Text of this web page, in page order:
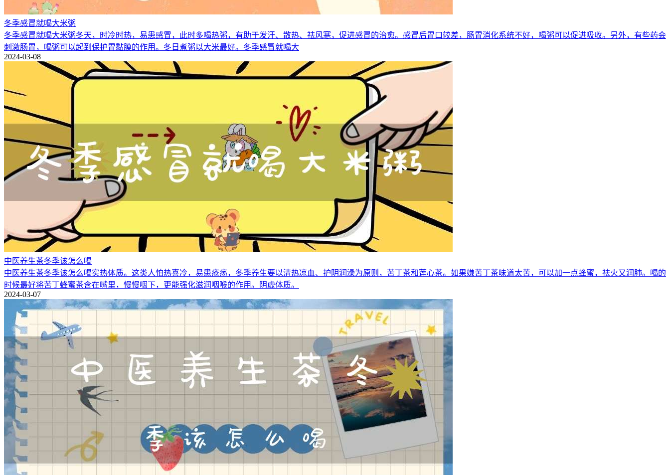
冬季感冒就喝大米粥
冬季感冒就喝大米粥冬天，时冷时热，易患感冒，此时多喝热粥，有助于发汗、散热、祛风寒，促进感冒的治愈。感冒后胃口较差，肠胃消化系统不好，喝粥可以促进吸收。另外，有些药会
刺激肠胃，喝粥可以起到保护胃黏膜的作用。冬日煮粥以大米最好。冬季感冒就喝大
2024-03-08
中医养生茶冬季该怎么喝
中医养生茶冬季该怎么喝实热体质。这类人怕热喜冷，易患疮疡，冬季养生要以清热凉血、护阴润澡为原则，苦丁茶和莲心茶。如果嫌苦丁茶味道太苦，可以加一点蜂蜜，祛火又润肺。喝的
时候最好将苦丁蜂蜜茶含在嘴里，慢慢咽下，更能强化滋润咽喉的作用。阴虚体质。
2024-03-07